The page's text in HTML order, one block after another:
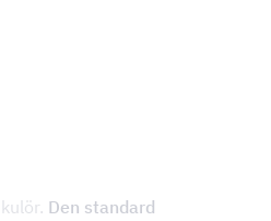
Den standard